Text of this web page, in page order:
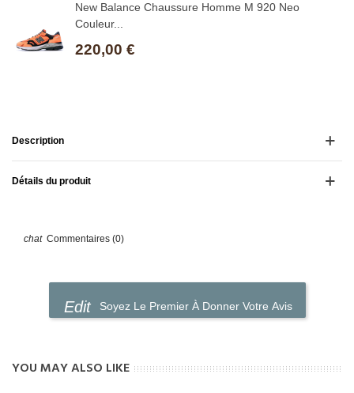
New Balance Chaussure Homme M 920 Neo
Couleur...
220,00 €
Description
Détails du produit
Commentaires (0)
Soyez Le Premier À Donner Votre Avis
YOU MAY ALSO LIKE